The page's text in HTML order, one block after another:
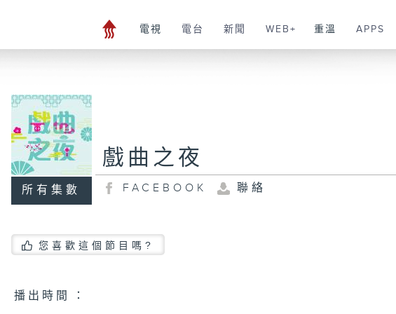
電視 電台 新聞 WEB+ 重溫 APPS
所有集數
戲曲之夜
FACEBOOK 聯絡
您喜歡這個節目嗎?
播 出 時 間 ：